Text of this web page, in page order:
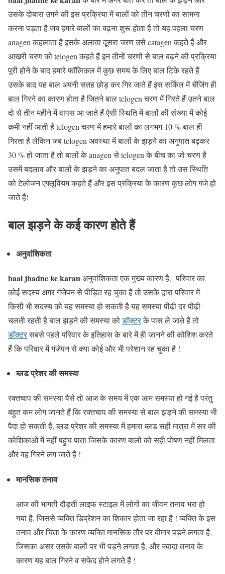
उसके दोबारा उगने की इस प्रक्रिया में बालों को तीन चरणों का सामना
करना पड़ता है जब हमारे बालों का बढ़ना शुरू होता है तो यह पहला चरण
anagen कहलाता है इसके अलावा दूसरा चरण उसे catagen कहते हैं और
आखरी चरण को telogen कहते हैं इन तीनों चरणों से बाल बढ़ने की प्रक्रिया
पूरी होने के बाद हमारे फॉलिकल में कुछ समय के लिए बाल टिके रहते हैं
उसके बाद यह बाल अपनी सतह छोड़ कर गिर जाते हैं इस सर्किल में चेंजिंग ही
बाल गिरने का कारण होता है जितने बाल telogen चरण में गिरते हैं उतने बाल
दो से तीन महीने में वापस आ जाते हैं ऐसी स्थिति में बालों की संख्या में कोई
कमी नहीं आती है telogen चरण में हमारे बालों का लगभग 10 % बाल ही
गिरता है लेकिन जब telogen अवस्था में बालों के झड़ने का अनुपात बढ़कर
30 % हो जाता है तो बालों के anagen से telogen के बीच का जो चरण है
उसमें बदलाव और बालों के झड़ने का अनुपात बदल जाता है तो उस स्थिति
को टेलोजन एफ्लूवियम कहते हैं और इस प्रक्रिया के कारण कुछ लोग गंजे हो
जाते हैं!
बाल झड़ने के कई कारण होते हैं
अनुवांशिकता
baal jhadne ke karanअनुवांशिकता एक मुख्य कारण है, परिवार का
कोई सदस्य अगर गंजेपन से पीड़ित रह चुका है तो उसके द्वारा परिवार में
किसी भी सदस्य को यह समस्या हो सकती है यह समस्या पीढ़ी दर पीढ़ी
चलती रहती है बाल झड़ने की समस्या कोडॉक्टरके पास ले जाते हैं तो
डॉक्टरसबसे पहले परिवार के इतिहास के बारे में ही जानने की कोशिश करते
हैं कि परिवार में गंजेपन से क्या कोई और भी परेशान रह चुका है !
ब्लड प्रेशर की समस्या
रक्तचाप की समस्या वैसे तो आज के समय में एक आम समस्या हो गई है परंतु
बहुत कम लोग जानते हैं कि रक्तचाप की समस्या से बाल झड़ने की समस्या भी
पैदा हो सकती है, ब्लड प्रेशर की समस्या में हमारा ब्लड सही मात्रा में सर की
कोशिकाओं में नहीं पहुंच पाता जिसके कारण बालों को सही पोषण नहीं मिलता
और वह गिरने लग जाते हैं !
मानसिक तनाव
आज की भागती दौड़ती लाइफ स्टाइल में लोगों का जीवन तनाव भरा हो
गया है, जिससे व्यक्ति डिप्रेशन का शिकार होता जा रहा है ! व्यक्ति के इस
तनाव और चिंता के कारण व्यक्ति मानसिक तौर पर बीमार पड़ने लगता है,
जिसका असर उसके बालों पर भी पड़ने लगता है, और ज्यादा तनाव के
कारण यह बाल गिरने व सफेद होने लगते हैं !